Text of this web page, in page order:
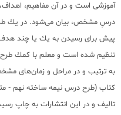
آموزشی است و در آن مفاهیم،
درسِ مشخص، بیان می‌شود. در یك
پیش برای رسیدن به یك یا چند هدف
تنظیم شده است و معلم با كمك طرح
به ترتیب و در مراحل و زمان‌های
تالیف و در این انتشارات به چاپ